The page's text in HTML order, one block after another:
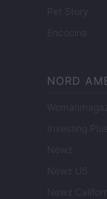
Pet Story
Encocina
NORD
Investing Plus
Newz
Newz US
Newz